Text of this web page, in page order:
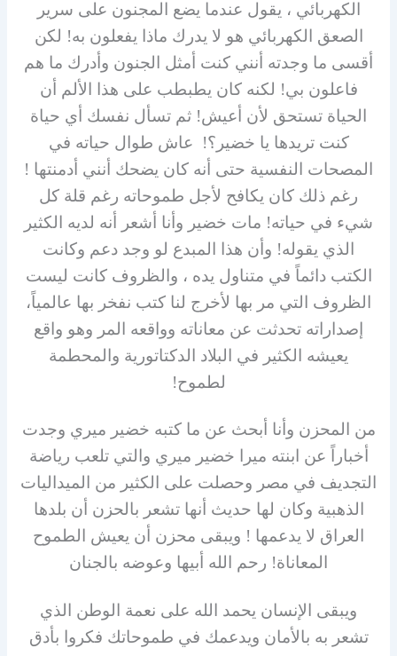
الكهربائي ، يقول عندما يضع المجنون على سرير
الصعق الكهربائي هو لا يدرك ماذا يفعلون به! لكن
أقسى ما وجدته أنني كنت أمثل الجنون وأدرك ما هم
فاعلون بي! لكنه كان يطبطب على هذا الألم أن
الحياة تستحق لأن أعيش! ثم تسأل نفسك أي حياة
كنت تريدها يا خضير؟! عاش طوال حياته في
المصحات النفسية حتى أنه كان يضحك أنني أدمنتها !
رغم ذلك كان يكافح لأجل طموحاته رغم قلة كل
شيء في حياته! مات خضير وأنا أشعر أنه لديه الكثير
الذي يقوله! وأن هذا المبدع لو وجد دعم وكانت
الكتب دائماً في متناول يده ، والظروف كانت ليست
الظروف التي مر بها لأخرج لنا كتب نفخر بها عالمياً،
إصداراته تحدثت عن معاناته وواقعه المر وهو واقع
يعيشه الكثير في البلاد الدكتاتورية والمحطمة
لطموح!
من المحزن وأنا أبحث عن ما كتبه خضير ميري وجدت
أخباراً عن ابنته ميرا خضير ميري والتي تلعب رياضة
التجديف في مصر وحصلت على الكثير من الميداليات
الذهبية وكان لها حديث أنها تشعر بالحزن أن بلدها
العراق لا يدعمها ! ويبقى محزن أن يعيش الطموح
المعاناة! رحم الله أبيها وعوضه بالجنان
ويبقى الإنسان يحمد الله على نعمة الوطن الذي
تشعر به بالأمان ويدعمك في طموحاتك فكروا بأدق